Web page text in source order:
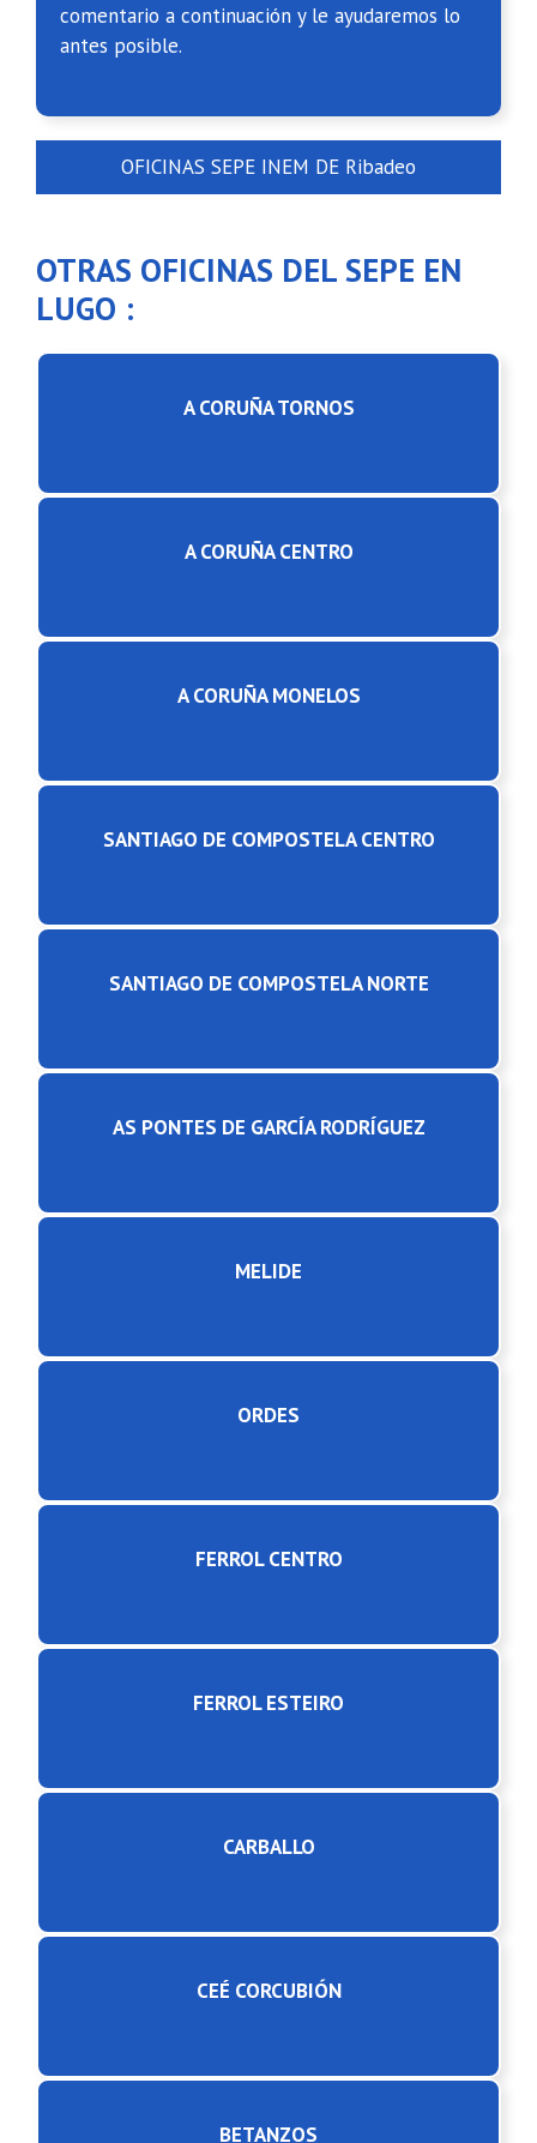
comentario a continuación y le ayudaremos lo
antes posible.
OFICINAS SEPE INEM DE Ribadeo
OTRAS OFICINAS DEL SEPE EN
LUGO :
A CORUÑA TORNOS
A CORUÑA CENTRO
A CORUÑA MONELOS
SANTIAGO DE COMPOSTELA CENTRO
SANTIAGO DE COMPOSTELA NORTE
AS PONTES DE GARCÍA RODRÍGUEZ
MELIDE
ORDES
FERROL CENTRO
FERROL ESTEIRO
CARBALLO
CEÉ CORCUBIÓN
BETANZOS